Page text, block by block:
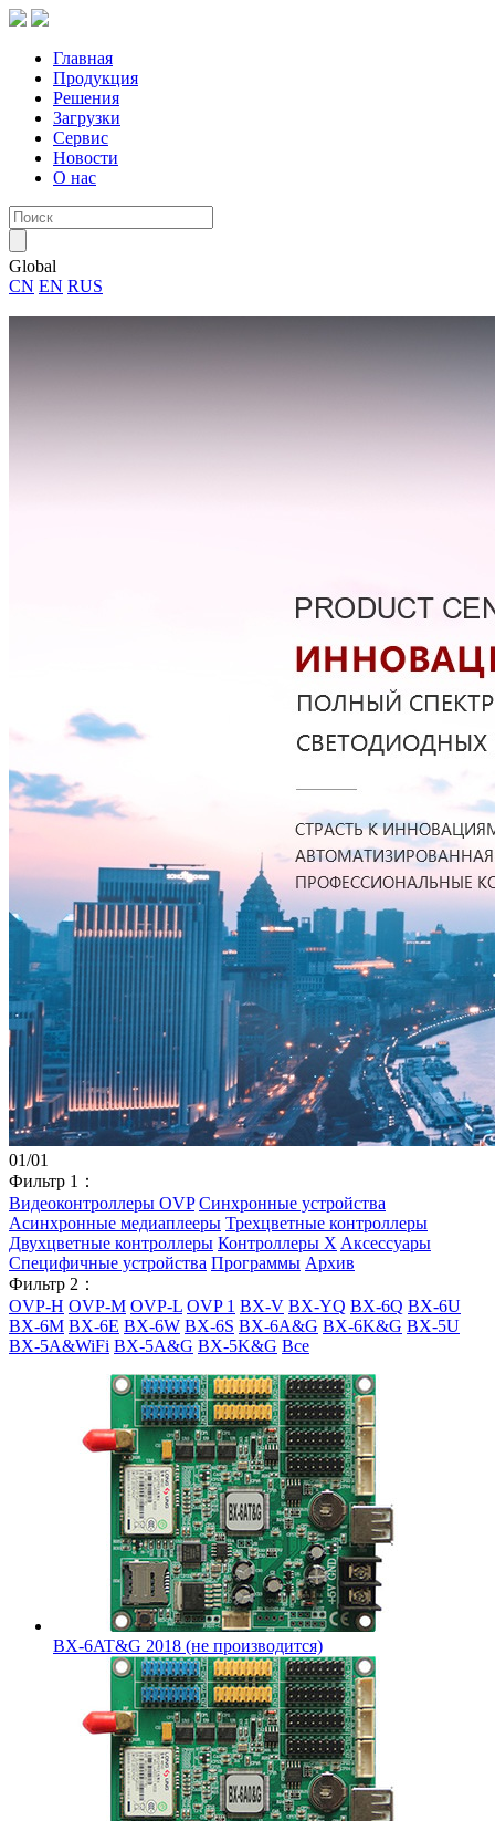
Главная
Продукция
Решения
Загрузки
Сервис
Новости
О нас
Global
CN EN RUS
01/01
Фильтр 1：
Видеоконтроллеры OVP Синхронные устройства
Асинхронные медиаплееры Трехцветные контроллеры
Двухцветные контроллеры Контроллеры X Aксессуары
Специфичные устройства Программы Архив
Фильтр 2：
OVP-H OVP-M OVP-L OVP 1 BX-V BX-YQ BX-6Q BX-6U
BX-6M BX-6E BX-6W BX-6S BX-6A&G BX-6K&G BX-5U
BX-5A&WiFi BX-5A&G BX-5K&G Все
BX-6AT&G 2018 (не производится)